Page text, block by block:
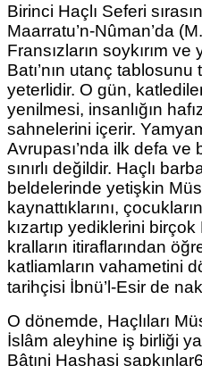
Birinci Haçlı Seferi
Maarratu’n-Nûman’da
Fransızların soykırım ve
Batı’nın utanç
yeterlidir. O gün,
yenilmesi, insanlığın
sahnelerini içerir.
Avrupası’nda ilk defa
sınırlı değildir. Haçlı
beldelerinde yetişkin
kaynattıklarını,
kızartıp yediklerini birçok
kralların itiraflarından
katliamların vahametini
tarihçisi İbnü’l-Esir de
O dönemde, Haçlıları
İslâm aleyhine iş birliği
Bâtıni Haşhaşi